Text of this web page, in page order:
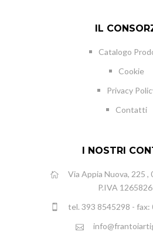
IL
Catalogo
Cookie
Privacy
Contatti
I NOSTRI
Via Appia Nuova, 225 ,
P.IVA
tel. 393 8545298 - fax: